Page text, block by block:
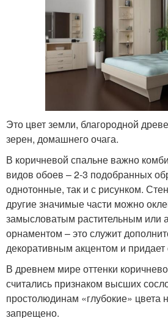
Это цвет земли, благородной
зерен, домашнего очага.
В коричневой спальне важно
видов обоев – 2-3 подобранных
однотонные, так и с рисунком.
другие значимые части можно
замысловатым растительным или
орнаментом – это служит
декоративным акцентом и
В древнем мире оттенки
считались признаком высших
простолюдинам «глубокие» цвета
запрещено.